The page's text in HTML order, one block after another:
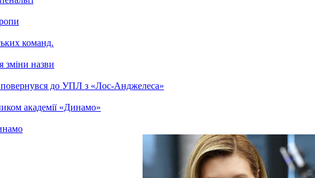
команд.
назви
до УПЛ з «Лос-Анджелеса»
академії «Динамо»